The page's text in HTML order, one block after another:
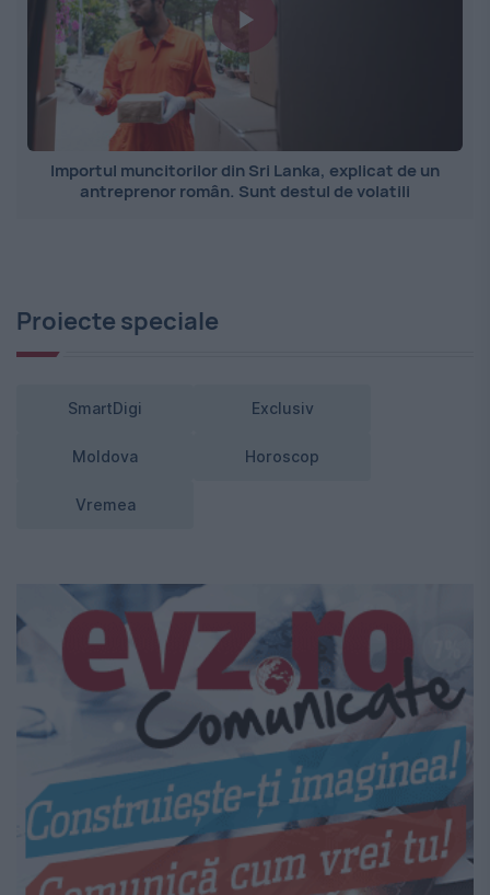
Importul muncitorilor din Sri Lanka, explicat de un
antreprenor român. Sunt destul de volatili
Proiecte speciale
SmartDigi Exclusiv
Moldova Horoscop
Vremea